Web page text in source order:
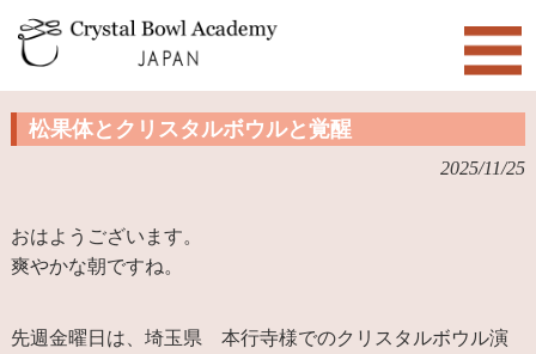
松果体とクリスタルボウルと覚醒
2025/11/25
おはようございます。
爽やかな朝ですね。
先週金曜日は、埼玉県 本行寺様でのクリスタルボウル演